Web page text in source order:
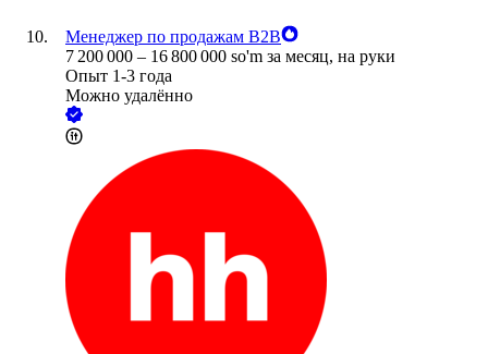
Менеджер по продажам B2B
7 200 000 – 16 800 000 so'm за месяц, на руки
Опыт 1-3 года
Можно удалённо